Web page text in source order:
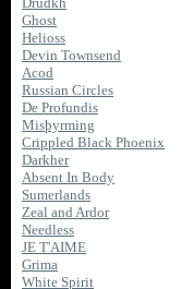
Ghost
Helioss
Devin Townsend
Acod
Russian Circles
De Profundis
Misþyrming
Crippled Black Phoenix
Darkher
Absent In Body
Sumerlands
Zeal and Ardor
Needless
JE T'AIME
Grima
White Spirit